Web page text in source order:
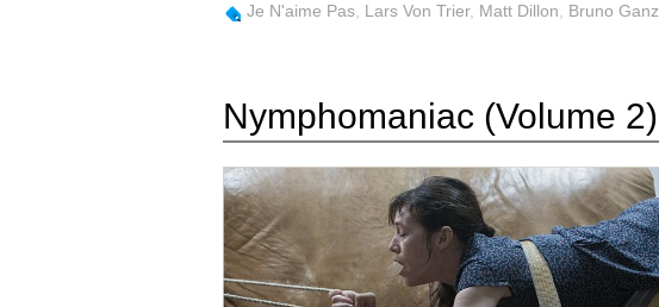
Je N'aime Pas Lars Von Trier, Matt Dillon Bruno Ganz
Nymphomaniac (Volume 2)